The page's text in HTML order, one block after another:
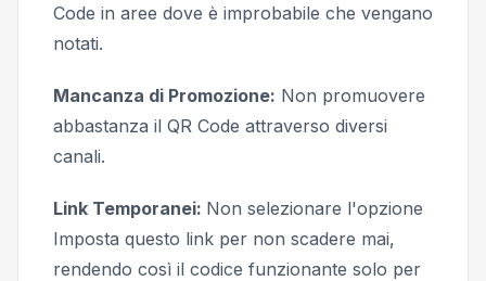
Code in aree dove è improbabile che vengano
notati.
Mancanza di Promozione: Non promuovere
abbastanza il QR Code attraverso diversi
canali.
Link Temporanei: Non selezionare l'opzione
Imposta questo link per non scadere mai,
rendendo così il codice funzionante solo per